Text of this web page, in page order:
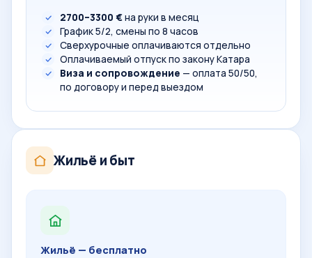
2700–3300 €на руки в месяц
График 5/2, смены по 8 часов
Сверхурочные оплачиваются отдельно
Оплачиваемый отпуск по закону Катара
Виза и сопровождение — оплата 50/50,
по договору и перед выездом
Жильё и быт
Жильё — бесплатно